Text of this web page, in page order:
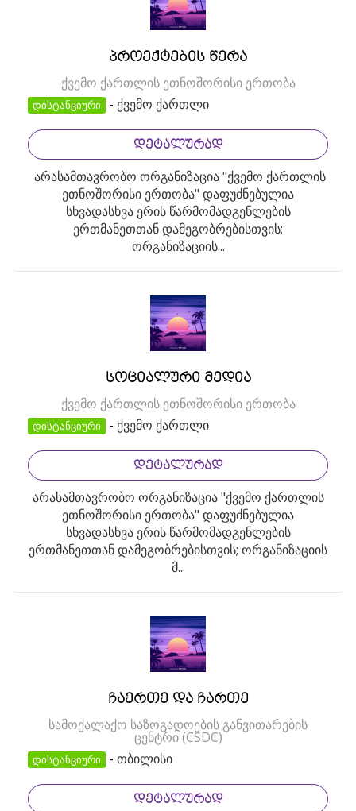
პროექტების წერა
ქვემო ქართლის ეთნოშორისი ერთობა
დისტანციური - ქვემო ქართლი
ᲓᲔᲢᲐᲚᲣᲠᲐᲓ
არასამთავრობო ორგანიზაცია "ქვემო ქართლის
ეთნოშორისი ერთობა" დაფუძნებულია
სხვადასხვა ერის წარმომადგენლების
ერთმანეთთან დამეგობრებისთვის;
ორგანიზაციის...
სოციალური მედია
ქვემო ქართლის ეთნოშორისი ერთობა
დისტანციური - ქვემო ქართლი
ᲓᲔᲢᲐᲚᲣᲠᲐᲓ
არასამთავრობო ორგანიზაცია "ქვემო ქართლის
ეთნოშორისი ერთობა" დაფუძნებულია
სხვადასხვა ერის წარმომადგენლების
ერთმანეთთან დამეგობრებისთვის; ორგანიზაციის
მ...
ჩაერთე და ჩართე
სამოქალაქო საზოგადოების განვითარების
ცენტრი (CSDC)
დისტანციური - თბილისი
ᲓᲔᲢᲐᲚᲣᲠᲐᲓ